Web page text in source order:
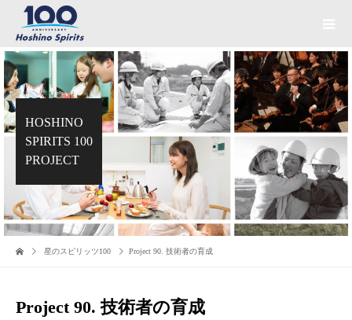
HOSHINO
SPIRITS 100
PROJECT
星のスピリッツ100 Project 90. 技術者の育成
Project 90. 技術者の育成